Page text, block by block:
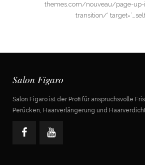
themes.com/nouveau/page-up-
transition/‘
Salon Figaro
Salon Figaro ist der Profi für anspruchsvolle
Perücken, Haarverlängerung und